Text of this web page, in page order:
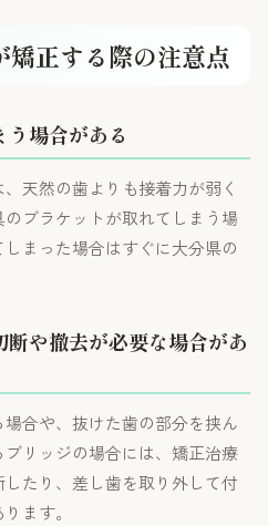
正する際の注意点
場合がある
天然の歯よりも接着力が弱く
ブラケットが取れてしまう場
まった場合はすぐに大分県の
や撤去が必要な場合があ
合や、抜けた歯の部分を挟ん
リッジの場合には、矯正治療
たり、差し歯を取り外して付
ます。